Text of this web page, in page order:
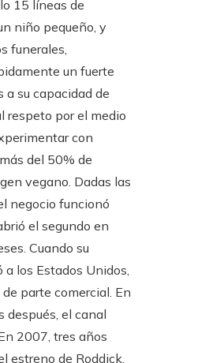
15 líneas de
niño pequeño, y
funerales,
un fuerte
a su capacidad de
respeto por el medio
con
del 50% de
vegano. Dadas las
negocio funcionó
el segundo en
Cuando su
a los Estados Unidos,
parte comercial. En
después, el canal
2007, tres años
estreno de Roddick,